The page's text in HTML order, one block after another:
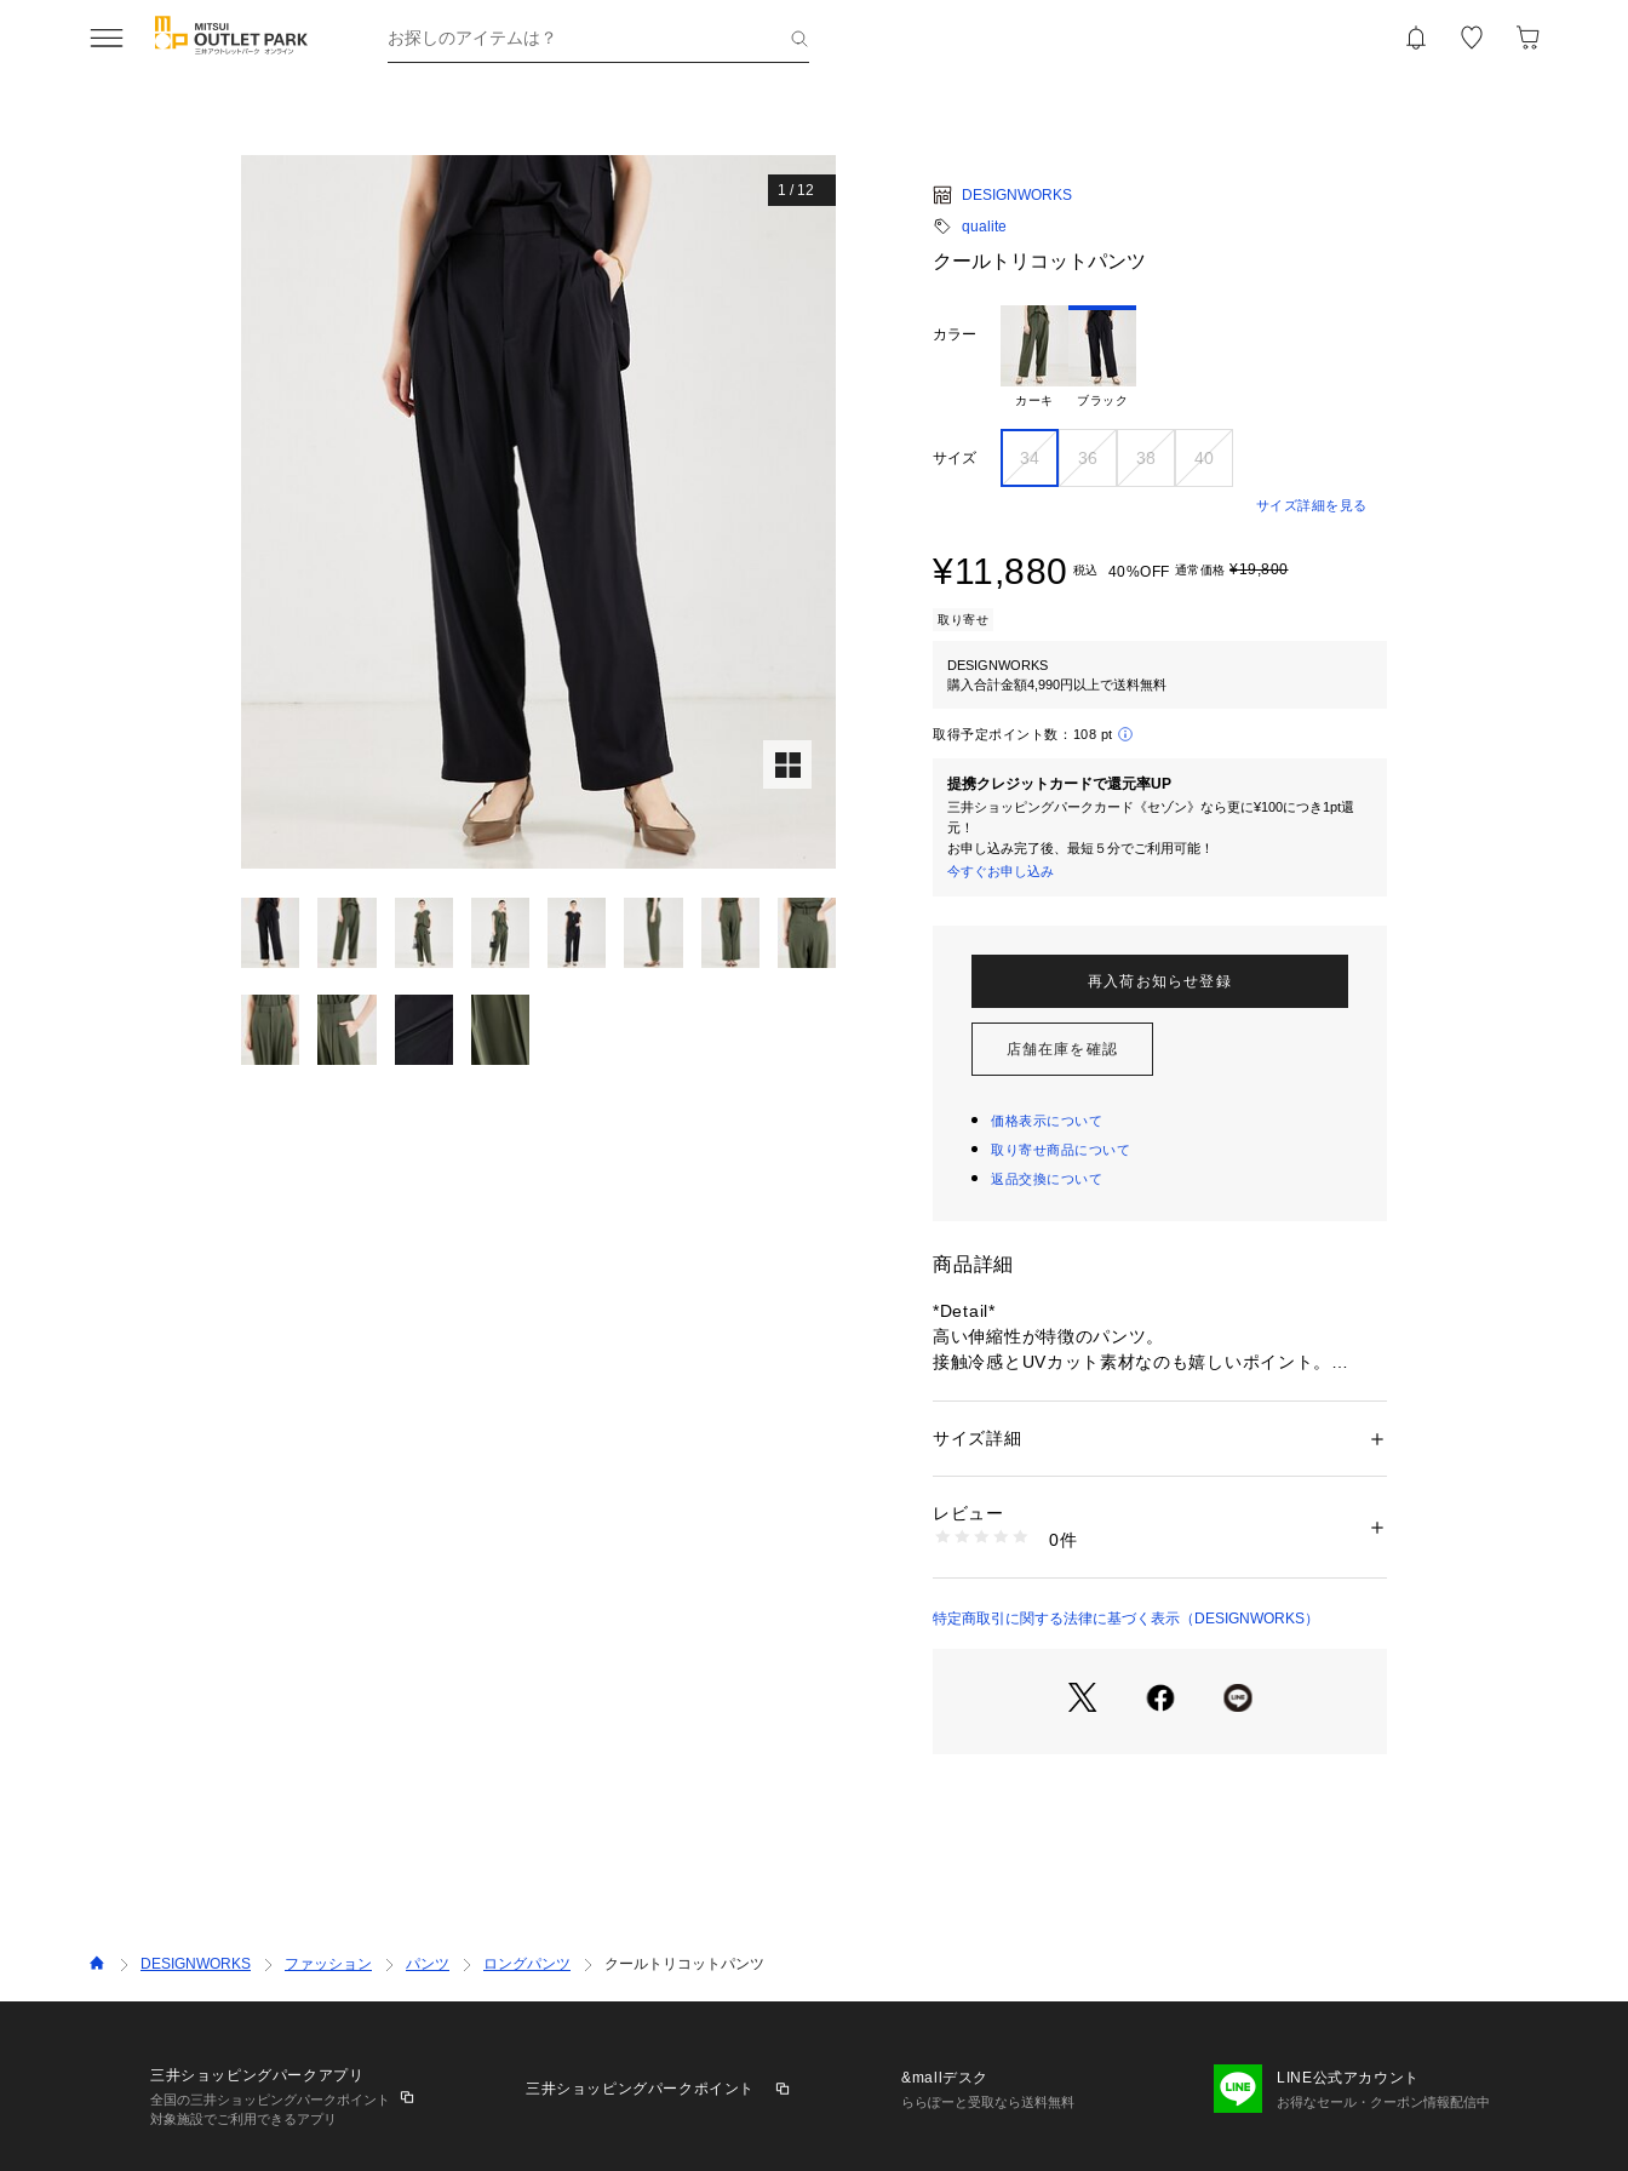
お探しのアイテムは？
1 / 12
DESIGNWORKS
qualite
クールトリコットパンツ
カラー
カーキ ブラック
サイズ 34 36 38 40
サイズ詳細を見る
¥11,880 税込 40%OFF 通常価格 ¥19,800
取り寄せ
DESIGNWORKS
購入合計金額4,990円以上で送料無料
取得予定ポイント数： 108 pt
提携クレジットカードで還元率UP
三井ショッピングパークカード《セゾン》なら更に¥100につき1pt還
元！
お申し込み完了後、最短５分でご利用可能！
今すぐお申し込み
再入荷お知らせ登録
店舗在庫を確認
価格表示について
取り寄せ商品について
返品交換について
商品詳細
*Detail*
高い伸縮性が特徴のパンツ。
接触冷感とUVカット素材なのも嬉しいポイント。
ム。
ワンタックのきれいめなデザインのため、一点投入で洗
もおすすめです。
ブラック モデル：H170 B77 W58 H85 着用サイズ：38
性別：レディース
洗濯：手洗い可
※詳しい洗濯方法については、商品の品質表示タグをご覧くださ
商品番号：1096900009612 （モール）
サイズ詳細
レビュー
0件
特定商取引に関する法律に基づく表示（DESIGNWORKS）
DESIGNWORKS ファッション パンツ ロングパンツ クールトリコットパンツ
三井ショッピングパークアプリ
全国の三井ショッピングパークポイント
対象施設でご利用できるアプリ
三井ショッピングパークポイント
&mallデスク
ららぽーと受取なら送料無料
LINE公式アカウント
お得なセール・クーポン情報配信中